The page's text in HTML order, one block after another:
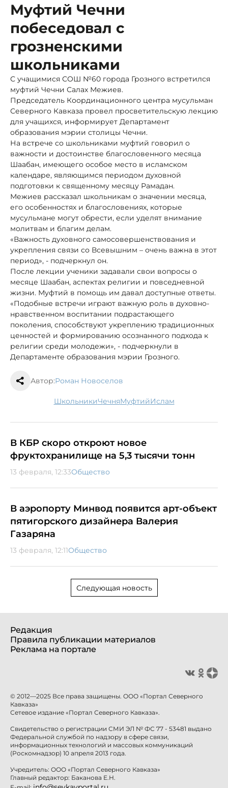
Муфтий Чечни
побеседовал с
грозненскими
школьниками
С учащимися СОШ №60 города Грозного встретился
муфтий Чечни Салах Межиев.
Председатель Координационного центра мусульман
Северного Кавказа провел просветительскую лекцию
для учащихся, информирует Департамент
образования мэрии столицы Чечни.
На встрече со школьниками муфтий говорил о
важности и достоинстве благословенного месяца
Шаабан, имеющего особое место в исламском
календаре, являющимся периодом духовной
подготовки к священному месяцу Рамадан.
Межиев рассказал школьникам о значении месяца,
его особенностях и благословениях, которые
мусульмане могут обрести, если уделят внимание
молитвам и благим делам.
«Важность духовного самосовершенствования и
укрепления связи со Всевышним – очень важна в этот
период», - подчеркнул он.
После лекции ученики задавали свои вопросы о
месяце Шаабан, аспектах религии и повседневной
жизни. Муфтий в помощь им давал доступные ответы.
«Подобные встречи играют важную роль в духовно-
нравственном воспитании подрастающего
поколения, способствуют укреплению традиционных
ценностей и формированию осознанного подхода к
религии среди молодежи», - подчеркнули в
Департаменте образования мэрии Грозного.
Автор:Роман Новоселов
школьники Чечня муфтий ислам
В КБР скоро откроют новое
фруктохранилище на 5,3 тысячи тонн
13 февраля, 12:33Общество
В аэропорту Минвод появится арт-объект
пятигорского дизайнера Валерия
Газаряна
13 февраля, 12:11Общество
Следующая новость
Редакция
Правила публикации материалов
Реклама на портале
© 2012—2025 Все права защищены. ООО «Портал Северного
Кавказа»
Сетевое издание «Портал Северного Кавказа».
Свидетельство о регистрации СМИ ЭЛ № ФС 77 - 53481 выдано
Федеральной службой по надзору в сфере связи,
информационных технологий и массовых коммуникаций
(Роскомнадзор) 10 апреля 2013 года.
Учредитель: ООО «Портал Северного Кавказа»
Главный редактор: Баканова Е.Н.